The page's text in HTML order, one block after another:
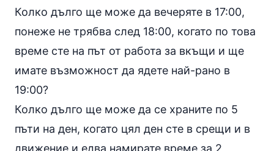
Колко дълго ще може да вечеряте в 17:00,
понеже не трябва след 18:00, когато по това
време сте на път от работа за вкъщи и ще
имате възможност да ядете най-рано в
19:00?
Колко дълго ще може да се храните по 5
пъти на ден, когато цял ден сте в срещи и в